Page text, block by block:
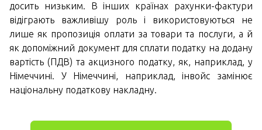
досить низьким. В інших країнах рахунки-фактури
відіграють важливішу роль і використовуються не
лише як пропозиція оплати за товари та послуги, а й
як допоміжний документ для сплати податку на додану
вартість (ПДВ) та акцизного податку, як, наприклад, у
Німеччині. У Німеччині, наприклад, інвойс замінює
національну податкову накладну.